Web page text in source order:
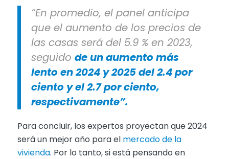
“En promedio, el panel anticipa
que el aumento de los precios de
las casas será del 5.9 % en 2023,
seguido de un aumento más
lento en 2024 y 2025 del 2.4 por
ciento y el 2.7 por ciento,
respectivamente”.
Para concluir, los expertos proyectan que 2024
será un mejor año para el mercado de la
vivienda. Por lo tanto, si está pensando en